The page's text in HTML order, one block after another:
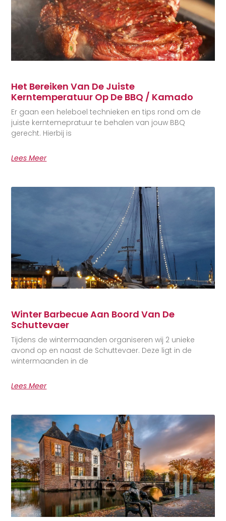
Het Bereiken Van De Juiste
Kerntemperatuur Op De BBQ / Kamado
Er gaan een heleboel technieken en tips rond om de
juiste kerntemepratuur te behalen van jouw BBQ
gerecht. Hierbij is
Lees Meer
Winter Barbecue Aan Boord Van De
Schuttevaer
Tijdens de wintermaanden organiseren wij 2 unieke
avond op en naast de Schuttevaer. Deze ligt in de
wintermaanden in de
Lees Meer